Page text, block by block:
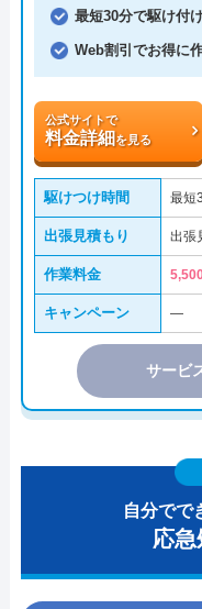
最短30分で駆け付
Web割引でお得に
公式サイトで
料金詳細 を見る
駆けつけ時間 最短
出張見積もり 出張
作業料金
キャンペーン ―
サービ
自分でで
応